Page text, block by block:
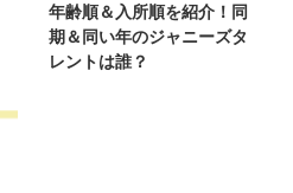
年齢順＆入所順を紹介！同
期＆同い年のジャニーズタ
レントは誰？